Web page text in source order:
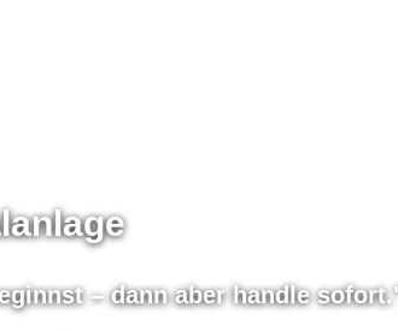
– dann aber handle